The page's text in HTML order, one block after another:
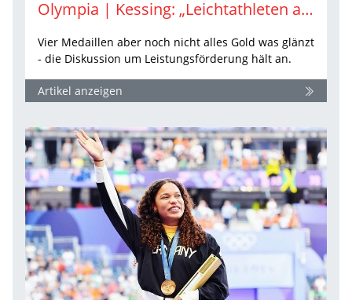
Olympia | Kessing: „Leichtathleten aus der Talsohle heraus“
Vier Medaillen aber noch nicht alles Gold was glänzt
- die Diskussion um Leistungsförderung hält an.
Artikel anzeigen